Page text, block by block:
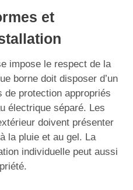
et
impose le respect de la
borne doit disposer d’un
protection appropriés
électrique séparé. Les
doivent présenter
la pluie et au gel. La
individuelle peut aussi